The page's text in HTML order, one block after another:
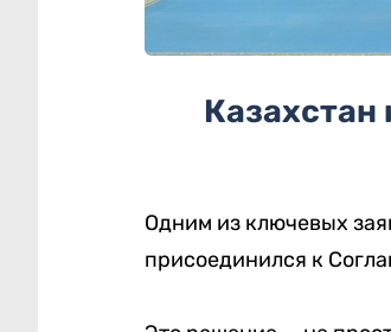
Казахстан
Одним из ключевых
присоединился к